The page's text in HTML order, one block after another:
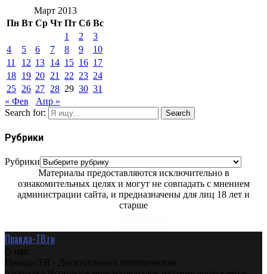
Март 2013
Пн Вт Ср Чт Пт Сб Вс
1
2
3
4
5 6 7 8 9
10
11
12 13 14 15 16 17
18 19 20 21 22 23 24
25 26 27 28 29 30 31
« Фев
Апр »
Search for:
Search
Рубрики
Рубрики
Материалы предоставляются исключительно в
ознакомительных целях и могут не совпадать с мнением
администрации сайта, и предназначены для лиц 18 лет и
старше
Правда-ТВ.ru
О нас
Правда-ТВ - Дискуссионно политическая